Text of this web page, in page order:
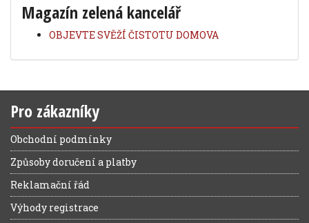
Magazín zelená kancelář
OBJEVTE SVĚŽÍ ČISTOTU DOMOVA
Pro zákazníky
Obchodní podmínky
Způsoby doručení a platby
Reklamační řád
Výhody registrace